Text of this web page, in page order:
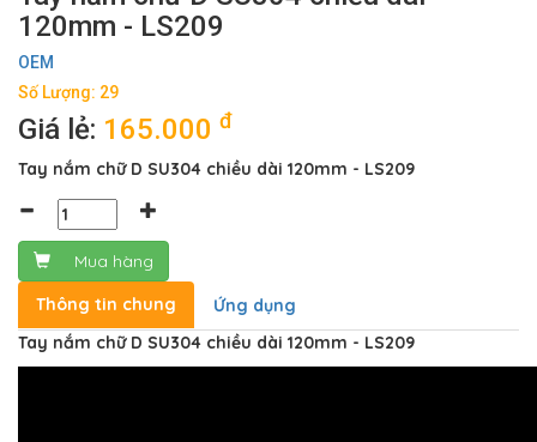
120mm - LS209
OEM
Số Lượng: 29
Giá lẻ: 165.000 đ
Tay nắm chữ D SU304 chiều dài 120mm - LS209
Mua hàng
Thông tin chung
Ứng dụng
Tay nắm chữ D SU304 chiều dài 120mm - LS209